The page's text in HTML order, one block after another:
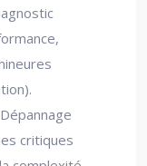
Dépannage
critiques